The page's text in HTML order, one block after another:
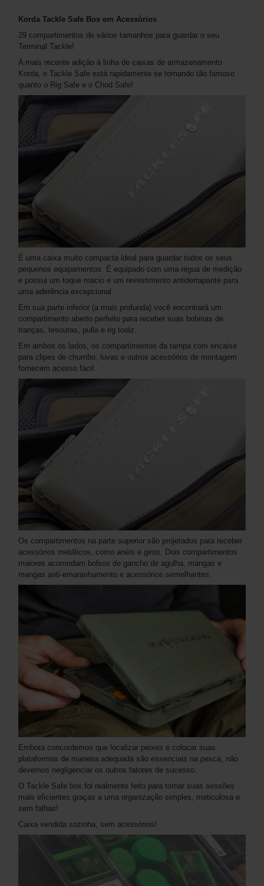
Korda Tackle Safe Box em Acessórios
29 compartimentos de vários tamanhos para guardar o seu
Terminal Tackle!
A mais recente adição à linha de caixas de armazenamento
Korda, o Tackle Safe está rapidamente se tornando tão famoso
quanto o Rig Safe e o Chod Safe!
É uma caixa muito compacta ideal para guardar todos os seus
pequenos equipamentos. É equipado com uma régua de medição
e possui um toque macio e um revestimento antiderrapante para
uma aderência excepcional.
Em sua parte inferior (a mais profunda) você encontrará um
compartimento aberto perfeito para receber suas bobinas de
tranças, tesouras, pulla e rig toolz.
Em ambos os lados, os compartimentos da tampa com encaixe
para clipes de chumbo, luvas e outros acessórios de montagem
fornecem acesso fácil.
Os compartimentos na parte superior são projetados para receber
acessórios metálicos, como anéis e giros. Dois compartimentos
maiores acomodam bolsos de gancho de agulha, mangas e
mangas anti-emaranhamento e acessórios semelhantes.
Embora concordemos que localizar peixes e colocar suas
plataformas de maneira adequada são essenciais na pesca, não
devemos negligenciar os outros fatores de sucesso.
O Tackle Safe box foi realmente feito para tornar suas sessões
mais eficientes graças a uma organização simples, meticulosa e
sem falhas!
Caixa vendida sozinha, sem acessórios!